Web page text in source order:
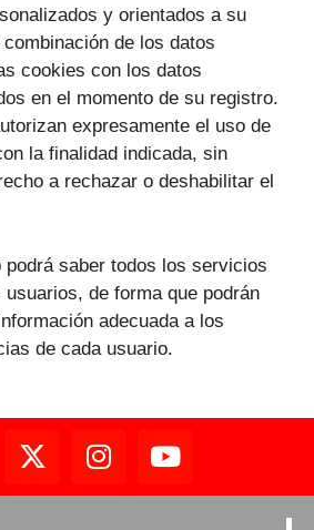
y orientados a su
de los datos
cookies con los datos
en el momento de su registro.
expresamente el uso de
la finalidad indicada, sin
a rechazar o deshabilitar el
saber todos los servicios
de forma que podrán
adecuada a los
de cada usuario.